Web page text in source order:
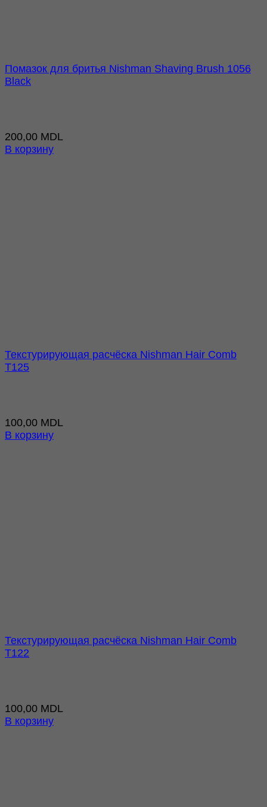
Помазок для бритья Nishman Shaving Brush 1056
Black
200,00 MDL
В корзину
Текстурирующая расчёска Nishman Hair Comb
T125
100,00 MDL
В корзину
Текстурирующая расчёска Nishman Hair Comb
T122
100,00 MDL
В корзину